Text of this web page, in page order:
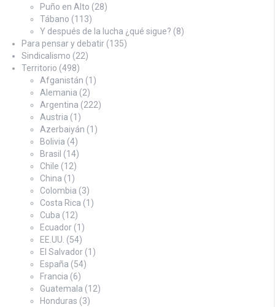
Puño en Alto (28)
Tábano (113)
Y después de la lucha ¿qué sigue? (8)
Para pensar y debatir (135)
Sindicalismo (22)
Territorio (498)
Afganistán (1)
Alemania (2)
Argentina (222)
Austria (1)
Azerbaiyán (1)
Bolivia (4)
Brasil (14)
Chile (12)
China (1)
Colombia (3)
Costa Rica (1)
Cuba (12)
Ecuador (1)
EE.UU. (54)
El Salvador (1)
España (54)
Francia (6)
Guatemala (12)
Honduras (3)